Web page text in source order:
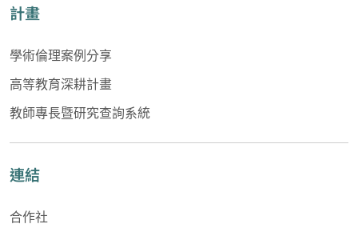
計畫
學術倫理案例分享
高等教育深耕計畫
教師專長暨研究查詢系統
連結
合作社